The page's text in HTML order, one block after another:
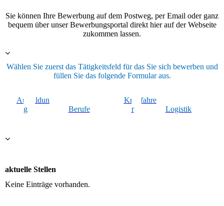
Sie können Ihre Bewerbung auf dem Postweg, per Email oder ganz
bequem über unser Bewerbungsportal direkt hier auf der Webseite
zukommen lassen.
Wählen Sie zuerst das Tätigkeitsfeld für das Sie sich bewerben und
füllen Sie das folgende Formular aus.
Ausbildun
g
Berufe
Kraftfahre
r
Logistik
aktuelle Stellen
Keine Einträge vorhanden.